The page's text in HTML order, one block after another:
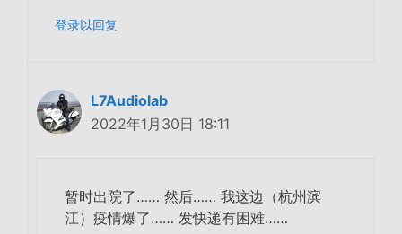
登录以回复
L7Audiolab
2022年1月30日 18:11
暂时出院了…… 然后…… 我这边（杭州滨
江）疫情爆了…… 发快递有困难……